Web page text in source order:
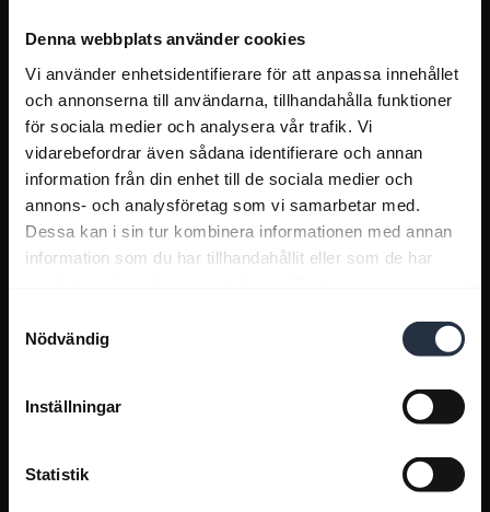
Denna webbplats använder cookies
Vi använder enhetsidentifierare för att anpassa innehållet
och annonserna till användarna, tillhandahålla funktioner
för sociala medier och analysera vår trafik. Vi
vidarebefordrar även sådana identifierare och annan
information från din enhet till de sociala medier och
annons- och analysföretag som vi samarbetar med.
Dessa kan i sin tur kombinera informationen med annan
information som du har tillhandahållit eller som de har
Nödvändig
Inställningar
Statistik